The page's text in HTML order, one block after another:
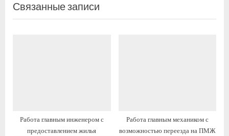
ы
д
д
у
Связанные записи
Работа главным инженером с
предоставлением жилья
Работа главным механиком с
возможностью переезда на ПМЖ